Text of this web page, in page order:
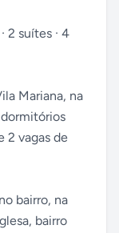
2 suítes · 4
Mariana, na
2 vagas de
bairro, na
bairro